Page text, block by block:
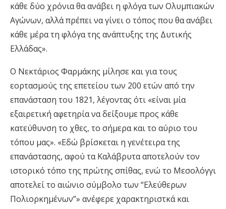
κάθε δύο χρόνια θα ανάβει η φλόγα των Ολυμπιακών
Αγώνων, αλλά πρέπει να γίνει ο τόπος που θα ανάβει
κάθε μέρα τη φλόγα της ανάπτυξης της Δυτικής
Ελλάδας».
Ο Νεκτάριος Φαρμάκης μίλησε και για τους
εορτασμούς της επετείου των 200 ετών από την
επανάσταση του 1821, λέγοντας ότι «είναι μία
εξαιρετική αφετηρία να δείξουμε προς κάθε
κατεύθυνση το χθες, το σήμερα και το αύριο του
τόπου μας». «Εδώ βρίσκεται η γενέτειρα της
επανάστασης, αφού τα Καλάβρυτα αποτελούν τον
ιστορικό τόπο της πρώτης σπίθας, ενώ το Μεσολόγγι
αποτελεί το αιώνιο σύμβολο των “Ελεύθερων
Πολιορκημένων”» ανέφερε χαρακτηριστκά και